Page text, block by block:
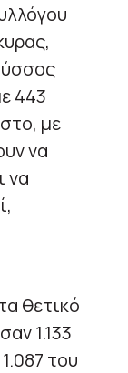
443
με
να
να
θετικό
1.133
του